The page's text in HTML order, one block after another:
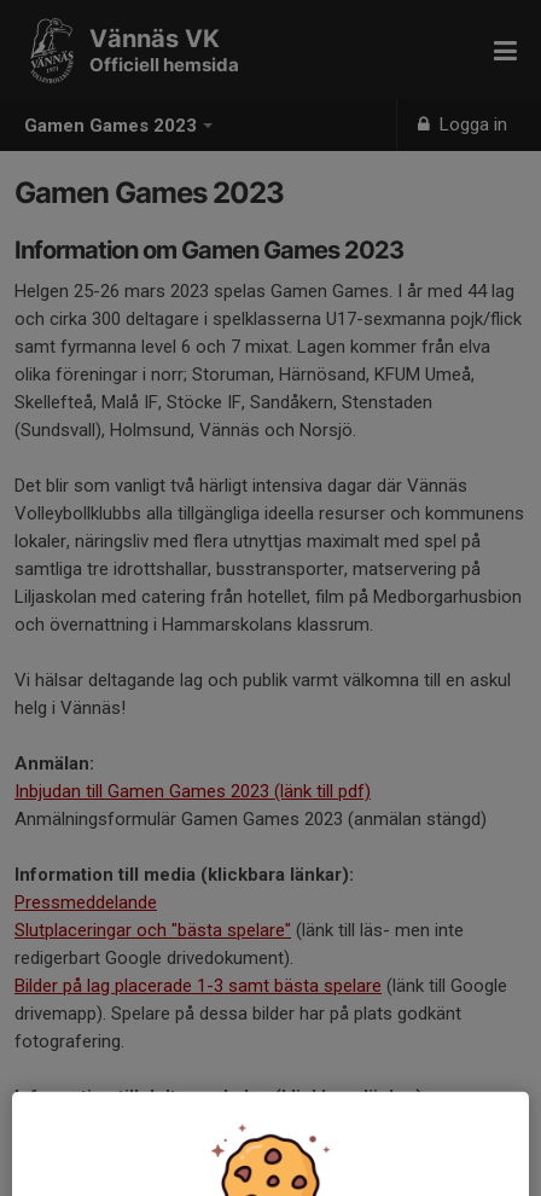
Gamen Games 2023 Logga in
Vännäs VK
Officiell hemsida
Gamen Games 2023
Information om Gamen Games 2023
Helgen 25-26 mars 2023 spelas Gamen Games. I år med 44 lag
och cirka 300 deltagare i spelklasserna U17-sexmanna pojk/flick
samt fyrmanna level 6 och 7 mixat. Lagen kommer från elva
olika föreningar i norr; Storuman, Härnösand, KFUM Umeå,
Skellefteå, Malå IF, Stöcke IF, Sandåkern, Stenstaden
(Sundsvall), Holmsund, Vännäs och Norsjö.
Det blir som vanligt två härligt intensiva dagar där Vännäs
Volleybollklubbs alla tillgängliga ideella resurser och kommunens
lokaler, näringsliv med flera utnyttjas maximalt med spel på
samtliga tre idrottshallar, busstransporter, matservering på
Liljaskolan med catering från hotellet, film på Medborgarhusbion
och övernattning i Hammarskolans klassrum.
Vi hälsar deltagande lag och publik varmt välkomna till en askul
helg i Vännäs!
Anmälan:
Inbjudan till Gamen Games 2023 (länk till pdf)
Anmälningsformulär Gamen Games 2023 (anmälan stängd)
Information till media (klickbara länkar):
Pressmeddelande
Slutplaceringar och "bästa spelare" (länk till läs- men inte
redigerbart Google drivedokument).
Bilder på lag placerade 1-3 samt bästa spelare (länk till Google
drivemapp). Spelare på dessa bilder har på plats godkänt
fotografering.
Information till deltagande lag (klickbara länkar):
Anmälda lag med kontaktuppgifter
Välkommeninformation deltagande lag (version 20230324)
Spelprogram lördag 25 mars(version 20230325 07:30)